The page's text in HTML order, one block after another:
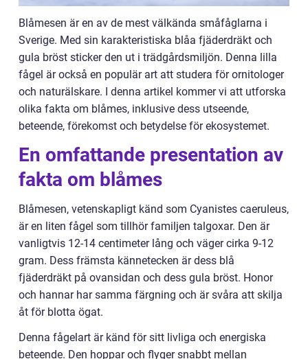
Blåmesen är en av de mest välkända småfåglarna i
Sverige. Med sin karakteristiska blåa fjäderdräkt och
gula bröst sticker den ut i trädgårdsmiljön. Denna lilla
fågel är också en populär art att studera för ornitologer
och naturälskare. I denna artikel kommer vi att utforska
olika fakta om blåmes, inklusive dess utseende,
beteende, förekomst och betydelse för ekosystemet.
En omfattande presentation av
fakta om blåmes
Blåmesen, vetenskapligt känd som Cyanistes caeruleus,
är en liten fågel som tillhör familjen talgoxar. Den är
vanligtvis 12-14 centimeter lång och väger cirka 9-12
gram. Dess främsta kännetecken är dess blå
fjäderdräkt på ovansidan och dess gula bröst. Honor
och hannar har samma färgning och är svåra att skilja
åt för blotta ögat.
Denna fågelart är känd för sitt livliga och energiska
beteende. Den hoppar och flyger snabbt mellan